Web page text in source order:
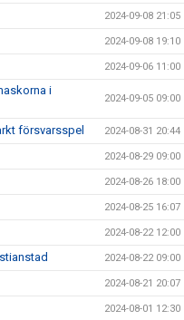
2024-09-08 21:05
2024-09-08 19:10
2024-09-06 11:00
i
2024-09-05 09:00
försvarsspel 2024-08-31 20:44
2024-08-29 09:00
2024-08-26 18:00
2024-08-25 16:07
2024-08-22 12:00
2024-08-22 09:00
2024-08-21 20:07
2024-08-01 12:30